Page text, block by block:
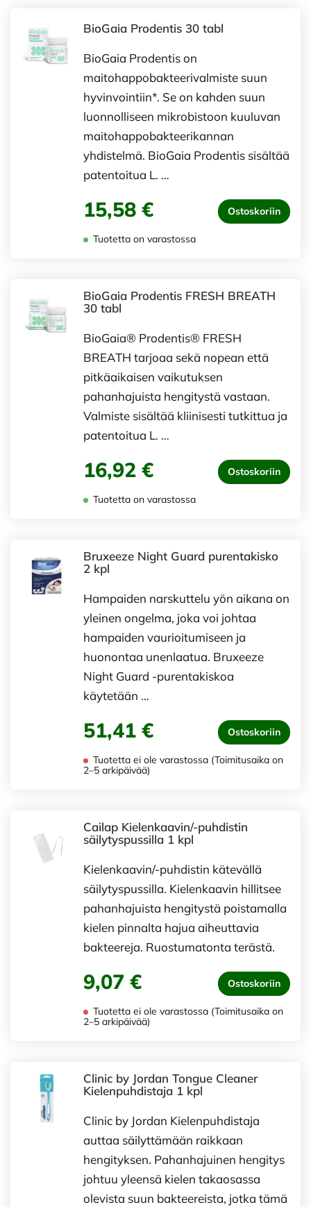
BioGaia Prodentis 30 tabl
BioGaia Prodentis on
maitohappobakteerivalmiste suun
hyvinvointiin*. Se on kahden suun
luonnolliseen mikrobistoon kuuluvan
maitohappobakteerikannan
yhdistelmä. BioGaia Prodentis sisältää
patentoitua L. …
15,58 € Ostoskoriin
Tuotetta on varastossa
BioGaia Prodentis FRESH BREATH
30 tabl
BioGaia® Prodentis® FRESH
BREATH tarjoaa sekä nopean että
pitkäaikaisen vaikutuksen
pahanhajuista hengitystä vastaan.
Valmiste sisältää kliinisesti tutkittua ja
patentoitua L. …
16,92 € Ostoskoriin
Tuotetta on varastossa
Bruxeeze Night Guard purentakisko
2 kpl
Hampaiden narskuttelu yön aikana on
yleinen ongelma, joka voi johtaa
hampaiden vaurioitumiseen ja
huonontaa unenlaatua. Bruxeeze
Night Guard -purentakiskoa
käytetään …
51,41 € Ostoskoriin
Tuotetta ei ole varastossa (Toimitusaika on
2–5 arkipäivää)
Cailap Kielenkaavin/-puhdistin
säilytyspussilla 1 kpl
Kielenkaavin/-puhdistin kätevällä
säilytyspussilla. Kielenkaavin hillitsee
pahanhajuista hengitystä poistamalla
kielen pinnalta hajua aiheuttavia
bakteereja. Ruostumatonta terästä.
9,07 € Ostoskoriin
Tuotetta ei ole varastossa (Toimitusaika on
2–5 arkipäivää)
Clinic by Jordan Tongue Cleaner
Kielenpuhdistaja 1 kpl
Clinic by Jordan Kielenpuhdistaja
auttaa säilyttämään raikkaan
hengityksen. Pahanhajuinen hengitys
johtuu yleensä kielen takaosassa
olevista suun bakteereista, jotka tämä